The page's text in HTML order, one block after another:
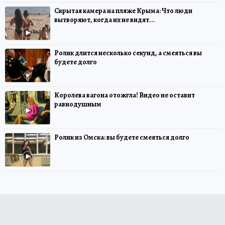
Скрытая камера на пляже Крыма: Что люди
вытворяют, когда их не видят...
Ролик длится несколько секунд, а смеяться вы
будете долго
Королева вагона отожгла! Видео не оставит
равнодушным
Ролик из Омска: вы будете смеяться долго